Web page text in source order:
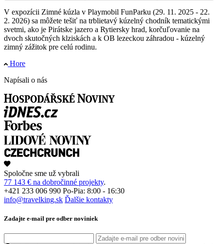
V expozícii Zimné kúzla v Playmobil FunParku (29. 11. 2025 - 22.
2. 2026) sa môžete tešiť na trblietavý kúzelný chodník tematickými
svetmi, ako je Pirátske jazero a Rytiersky hrad, korčuľovanie na
dvoch skutočných klziskách a k OB lezeckou záhradou - kúzelný
zimný zážitok pre celú rodinu.
Hore
Napísali o nás
Spoločne sme už vybrali
77 143 € na dobročinné projekty.
+421 233 006 990 Po-Pia: 8:00 - 16:30
info@travelking.sk Ďalšie kontakty
Zadajte e-mail pre odber noviniek